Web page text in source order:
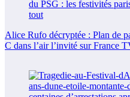
Alice Rufo décryptée : Plan de
C dans l’air l’invité sur France